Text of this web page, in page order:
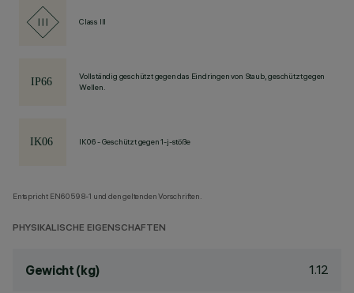
Class III
Vollständig geschützt gegen das Eindringen von Staub, geschützt gegen
Wellen.
IK06 - Geschützt gegen 1-j-stöße
Entspricht EN60598-1 und den geltenden Vorschriften.
PHYSIKALISCHE EIGENSCHAFTEN
Gewicht (kg) 1.12